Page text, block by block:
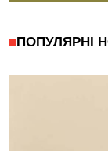
ПОПУЛЯРНІ